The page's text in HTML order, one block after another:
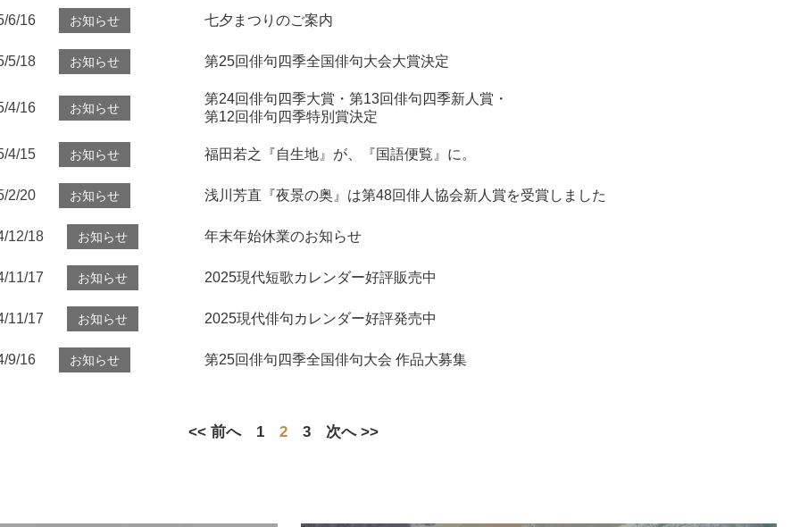
6/16 お知らせ 七夕まつりのご案内
5/18 お知らせ 第25回俳句四季全国俳句大会大賞決定
4/16 お知らせ
第24回俳句四季大賞・第13回俳句四季新人賞・
第12回俳句四季特別賞決定
4/15 お知らせ 福田若之『自生地』が、『国語便覧』に。
2/20 お知らせ 浅川芳直『夜景の奥』は第48回俳人協会新人賞を受賞しました
12/18 お知らせ 年末年始休業のお知らせ
11/17 お知らせ 2025現代短歌カレンダー好評販売中
11/17 お知らせ 2025現代俳句カレンダー好評発売中
9/16 お知らせ 第25回俳句四季全国俳句大会 作品大募集
<< 前へ 1 2 3 次へ >>